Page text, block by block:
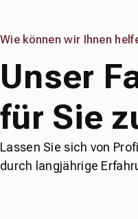
Wie können wir Ihnen
Unser
für Sie
Lassen Sie sich von
durch langjährige